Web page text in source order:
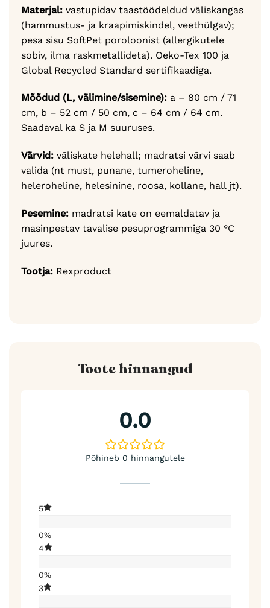
Materjal: vastupidav taastöödeldud väliskangas
(hammustus- ja kraapimiskindel, veethülgav);
pesa sisu SoftPet poroloonist (allergikutele
sobiv, ilma raskmetallideta). Oeko-Tex 100 ja
Global Recycled Standard sertifikaadiga.
Mõõdud (L, välimine/sisemine): a – 80 cm / 71
cm, b – 52 cm / 50 cm, c – 64 cm / 64 cm.
Saadaval ka S ja M suuruses.
Värvid: väliskate helehall; madratsi värvi saab
valida (nt must, punane, tumeroheline,
heleroheline, helesinine, roosa, kollane, hall jt).
Pesemine: madratsi kate on eemaldatav ja
masinpestav tavalise pesuprogrammiga 30 °C
juures.
Tootja: Rexproduct
Toote hinnangud
0.0
Põhineb 0 hinnangutele
5
0%
4
0%
3